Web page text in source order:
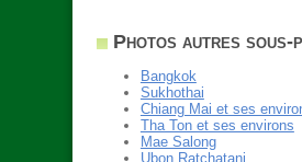
Photos autres sous-
Bangkok
Sukhothai
Chiang Mai et ses
Tha Ton et ses environs
Mae Salong
Ubon Ratchatani